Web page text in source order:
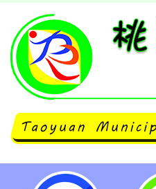
neilrpjhstyc網